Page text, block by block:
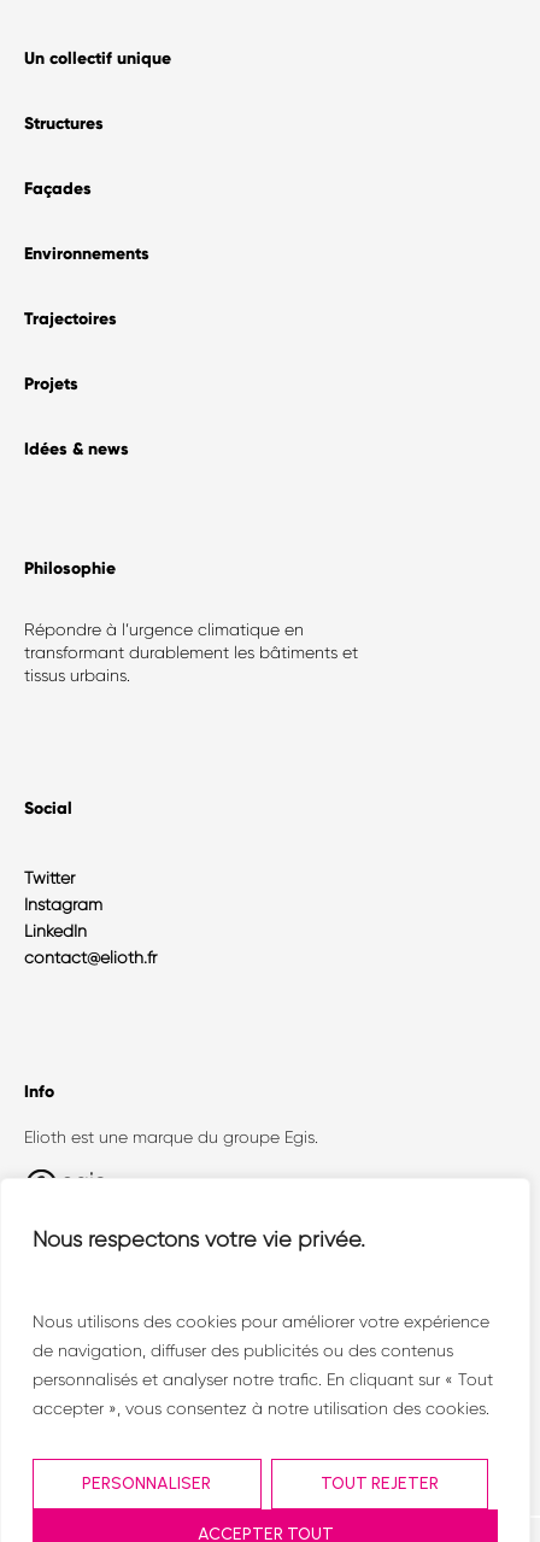
Nous respectons votre vie privée.
Nous utilisons des cookies pour améliorer votre expérience
de navigation, diffuser des publicités ou des contenus
personnalisés et analyser notre trafic. En cliquant sur « Tout
accepter », vous consentez à notre utilisation des cookies.
PERSONNALISER TOUT REJETER
ACCEPTER TOUT
Un collectif unique
Structures
Façades
Environnements
Trajectoires
Projets
Idées & news
Philosophie​
Répondre à l’urgence climatique en
transformant durablement les bâtiments et
tissus urbains.
Social
Twitter
Instagram
LinkedIn
contact@elioth.fr
Info
Elioth est une marque du groupe Egis.
collectif où dialoguent toutes les facettes de la